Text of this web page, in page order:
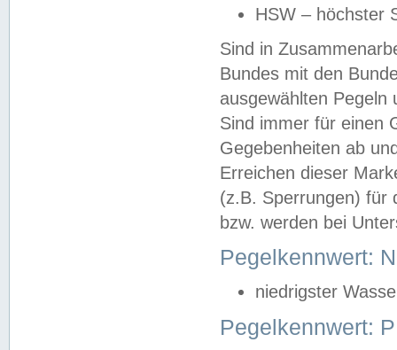
HSW – höchster
Sind in
Bundes mit den
ausgewählten
Sind immer für einen
Gegebenheiten ab
Erreichen dieser
(z.B. Sperrungen) für
bzw. werden bei
Pegelkennwert:
niedrigster
Pegelkennwert: